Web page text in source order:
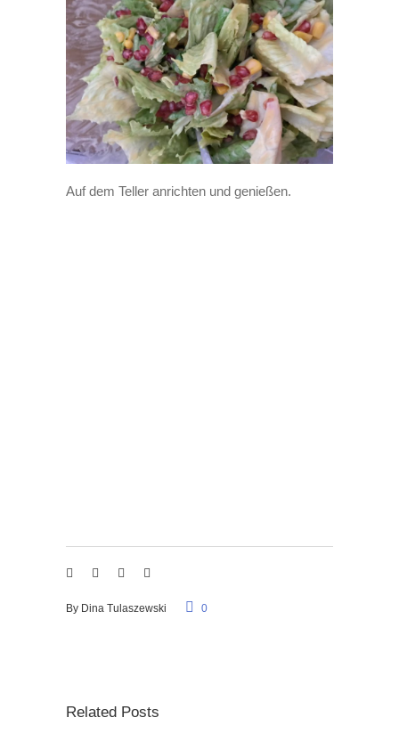
Auf dem Teller anrichten und genießen.
By Dina Tulaszewski 0
Related Posts